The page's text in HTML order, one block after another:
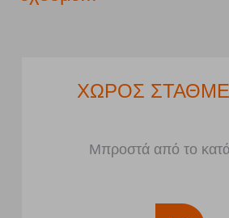
ΧΩΡΟΣ
Μπροστά από το